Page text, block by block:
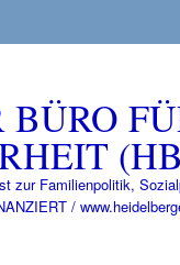
BÜRO
zur Familienpolitik,
/